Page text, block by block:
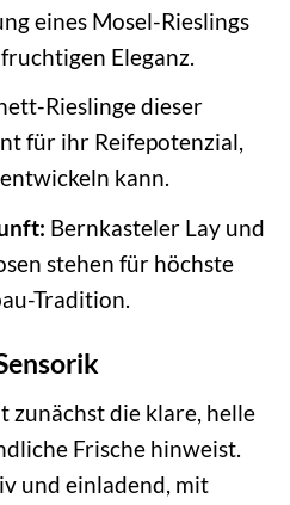
eines Mosel-Rieslings
Eleganz.
Rieslinge dieser
für ihr Reifepotenzial,
kann.
Bernkasteler Lay und
stehen für höchste
Tradition.
zunächst die klare, helle
Frische hinweist.
und einladend, mit